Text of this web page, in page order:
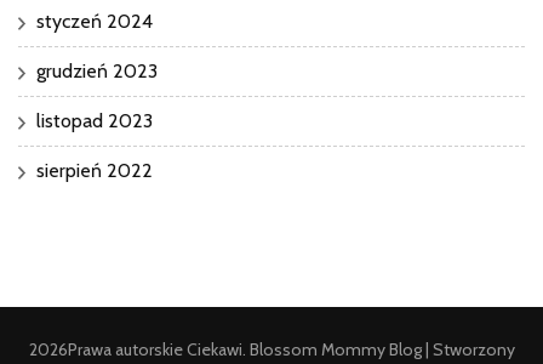
styczeń 2024
grudzień 2023
listopad 2023
sierpień 2022
2026Prawa autorskieCiekawi. Blossom Mommy Blog | Stworzony